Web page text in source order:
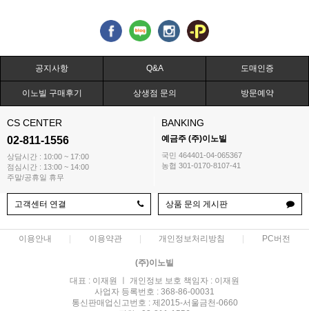
공지사항 Q&A 도매인증
이노빌 구매후기 상생점 문의 방문예약
CS CENTER
02-811-1556
상담시간 : 10:00 ~ 17:00
점심시간 : 13:00 ~ 14:00
주말/공휴일 휴무
BANKING
예금주 (주)이노빌
국민 464401-04-065367
농협 301-0170-8107-41
고객센터 연결 상품 문의 게시판
이용안내 이용약관 개인정보처리방침 PC버전
(주)이노빌
대표 : 이재원 ㅣ 개인정보 보호 책임자 : 이재원
사업자 등록번호 : 368-86-00031
통신판매업신고번호 : 제2015-서울금천-0660